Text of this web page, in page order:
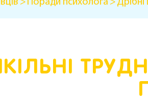
Поради психолога